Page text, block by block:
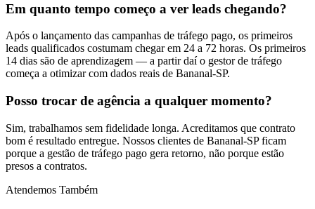
Em quanto tempo começo a ver leads chegando?
Após o lançamento das campanhas de tráfego pago, os primeiros
leads qualificados costumam chegar em 24 a 72 horas. Os primeiros
14 dias são de aprendizagem — a partir daí o gestor de tráfego
começa a otimizar com dados reais de Bananal-SP.
Posso trocar de agência a qualquer momento?
Sim, trabalhamos sem fidelidade longa. Acreditamos que contrato
bom é resultado entregue. Nossos clientes de Bananal-SP ficam
porque a gestão de tráfego pago gera retorno, não porque estão
presos a contratos.
Atendemos Também